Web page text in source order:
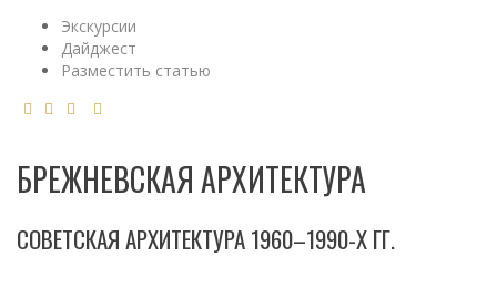
Экскурсии
Дайджест
Разместить статью
БРЕЖНЕВСКАЯ АРХИТЕКТУРА
СОВЕТСКАЯ АРХИТЕКТУРА 1960–1990-Х ГГ.